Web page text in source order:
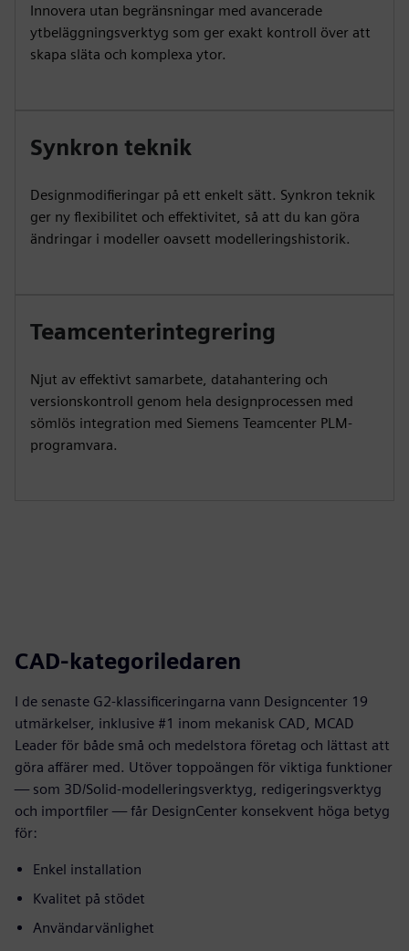
Innovera utan begränsningar med avancerade
ytbeläggningsverktyg som ger exakt kontroll över att
skapa släta och komplexa ytor.
Synkron teknik
Designmodifieringar på ett enkelt sätt. Synkron teknik
ger ny flexibilitet och effektivitet, så att du kan göra
ändringar i modeller oavsett modelleringshistorik.
Teamcenterintegrering
Njut av effektivt samarbete, datahantering och
versionskontroll genom hela designprocessen med
sömlös integration med Siemens Teamcenter PLM-
programvara.
CAD-kategoriledaren
I de senaste G2-klassificeringarna vann Designcenter 19
utmärkelser, inklusive #1 inom mekanisk CAD, MCAD
Leader för både små och medelstora företag och lättast att
göra affärer med. Utöver toppoängen för viktiga funktioner
— som 3D/Solid-modelleringsverktyg, redigeringsverktyg
och importfiler — får DesignCenter konsekvent höga betyg
för:
Enkel installation
Kvalitet på stödet
Användarvänlighet